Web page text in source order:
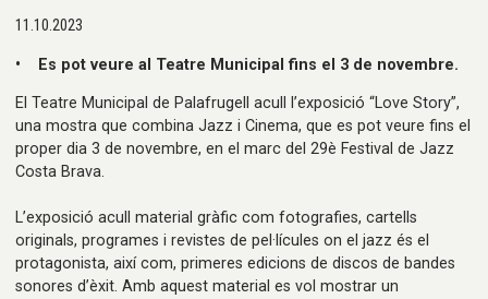
11.10.2023
• Es pot veure al Teatre Municipal fins el 3 de novembre.
El Teatre Municipal de Palafrugell acull l’exposició “Love Story”,
una mostra que combina Jazz i Cinema, que es pot veure fins el
proper dia 3 de novembre, en el marc del 29è Festival de Jazz
Costa Brava.
L’exposició acull material gràfic com fotografies, cartells
originals, programes i revistes de pel·lícules on el jazz és el
protagonista, així com, primeres edicions de discos de bandes
sonores d’èxit. Amb aquest material es vol mostrar un